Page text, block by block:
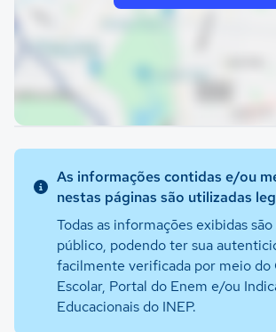
As informações contidas e/ou
nestas páginas são utilizadas
Todas as informações exibidas
público, podendo ter sua
facilmente verificada por meio do
Escolar, Portal do Enem e/ou
Educacionais do INEP.